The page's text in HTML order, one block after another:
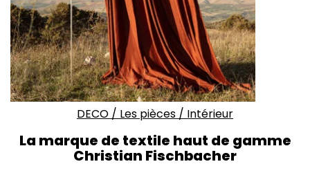
DECO / Les pièces / Intérieur
La marque de textile haut de gamme
Christian Fischbacher